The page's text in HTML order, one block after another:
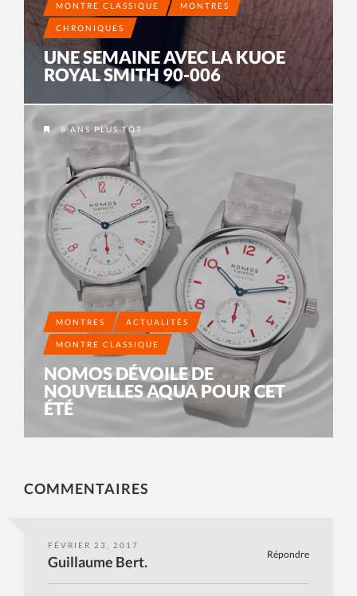
MONTRE CLASSIQUE MONTRES
CHRONIQUES
UNE SEMAINE AVEC LA KUOE
ROYAL SMITH 90-006
8 ANS PLUS TÔT
MONTRES ACTUALITÉS
MONTRE CLASSIQUE
NOMOS DÉVOILE DE
NOUVELLES AQUA POUR CET
ÉTÉ
COMMENTAIRES
FÉVRIER 23, 2017
Répondre
Guillaume Bert.